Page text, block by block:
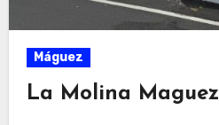
Máguez
La Molina Maguez